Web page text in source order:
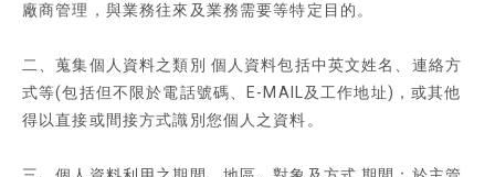
廠商管理，與業務往來及業務需要等特定目的。
二、蒐集個人資料之類別 個人資料包括中英文姓名、連絡方
式等(包括但不限於電話號碼、E-MAIL及工作地址)，或其他
得以直接或間接方式識別您個人之資料。